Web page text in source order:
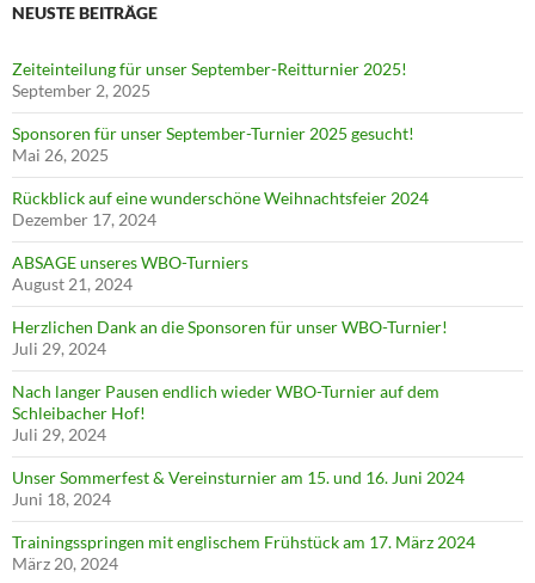
NEUSTE BEITRÄGE
Zeiteinteilung für unser September-Reitturnier 2025!
September 2, 2025
Sponsoren für unser September-Turnier 2025 gesucht!
Mai 26, 2025
Rückblick auf eine wunderschöne Weihnachtsfeier 2024
Dezember 17, 2024
ABSAGE unseres WBO-Turniers
August 21, 2024
Herzlichen Dank an die Sponsoren für unser WBO-Turnier!
Juli 29, 2024
Nach langer Pausen endlich wieder WBO-Turnier auf dem
Schleibacher Hof!
Juli 29, 2024
Unser Sommerfest & Vereinsturnier am 15. und 16. Juni 2024
Juni 18, 2024
Trainingsspringen mit englischem Frühstück am 17. März 2024
März 20, 2024